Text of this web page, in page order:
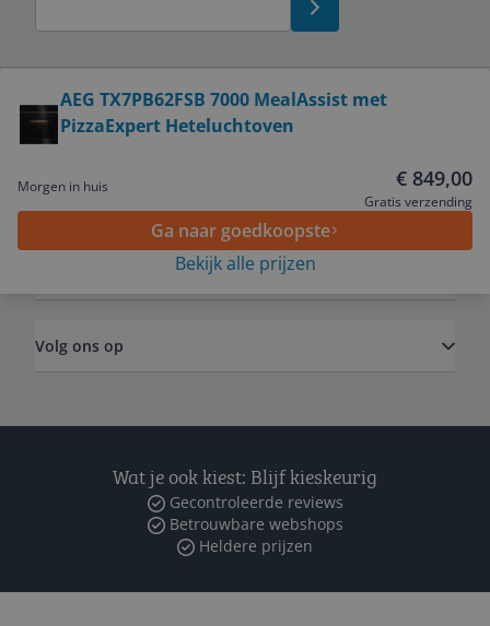
AEG TX7PB62FSB 7000 MealAssist met
PizzaExpert Heteluchtoven
Morgen in huis € 849,00
Gratis verzending
Ga naar goedkoopste
Bekijk alle prijzen
Service
Algemeen
Volg ons op
Wat je ook kiest: Blijf kieskeurig
Gecontroleerde reviews
Betrouwbare webshops
Heldere prijzen